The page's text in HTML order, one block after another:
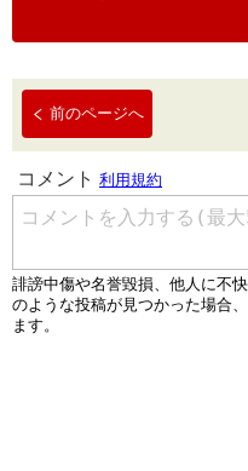
前のページへ